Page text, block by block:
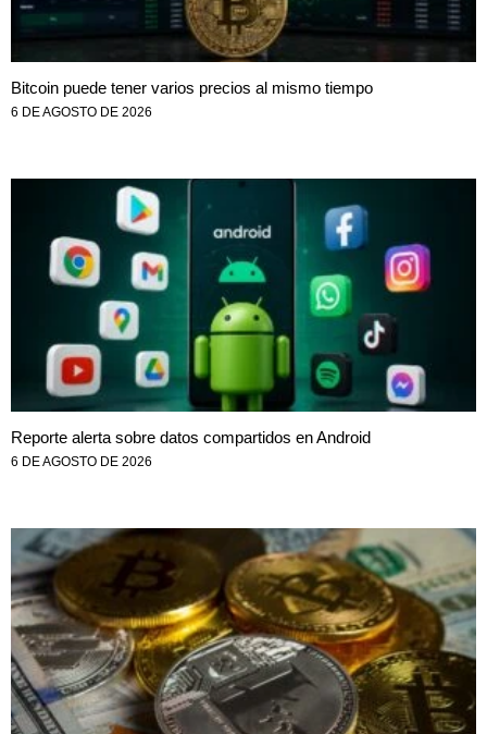
Bitcoin puede tener varios precios al mismo tiempo
6 DE AGOSTO DE 2026
Reporte alerta sobre datos compartidos en Android
6 DE AGOSTO DE 2026